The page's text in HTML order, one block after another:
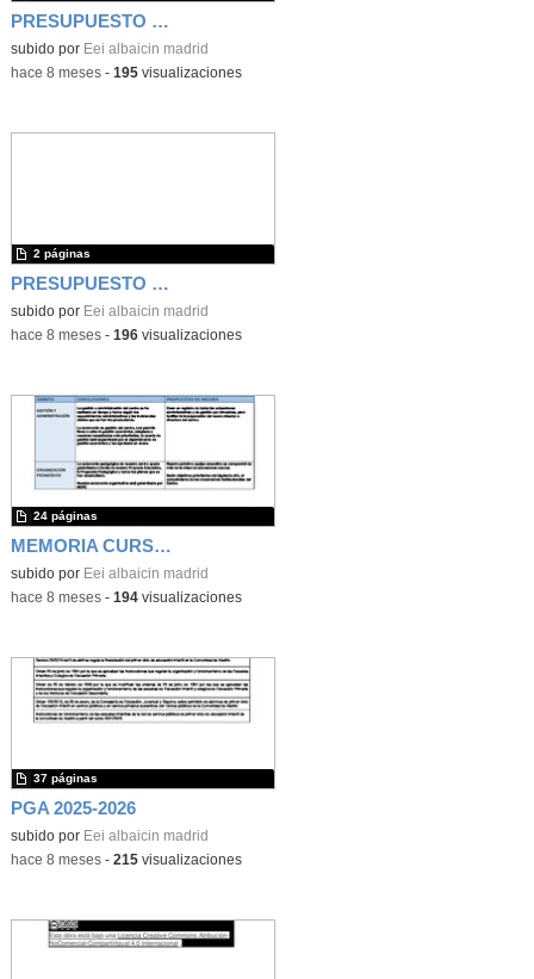
PRESUPUESTO DE INGRESOS 2025
subido por Eei albaicin madrid
-hace 8 meses- 195visualizaciones
PRESUPUESTO DE GASTOS 2025
subido por Eei albaicin madrid
2 páginas
-hace 8 meses- 196visualizaciones
MEMORIA CURSO 2024-2025
subido por Eei albaicin madrid
24 páginas
-hace 8 meses- 194visualizaciones
PGA 2025-2026
subido por Eei albaicin madrid
37 páginas
-hace 8 meses- 215visualizaciones